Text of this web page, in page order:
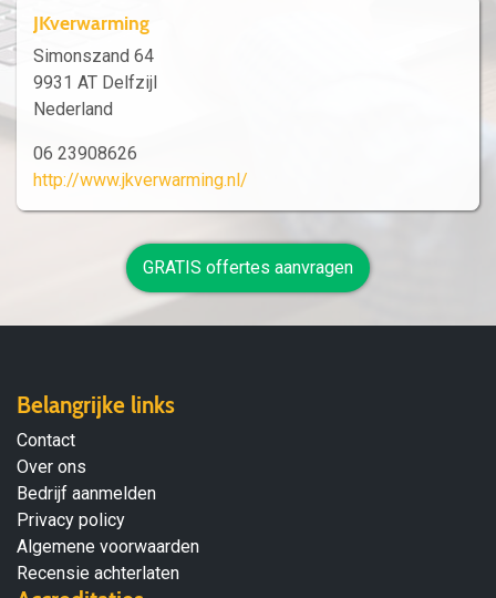
JKverwarming
Simonszand 64
9931 AT Delfzijl
Nederland
06 23908626
http://www.jkverwarming.nl/
GRATIS offertes aanvragen
Belangrijke links
Contact
Over ons
Bedrijf aanmelden
Privacy policy
Algemene voorwaarden
Recensie achterlaten